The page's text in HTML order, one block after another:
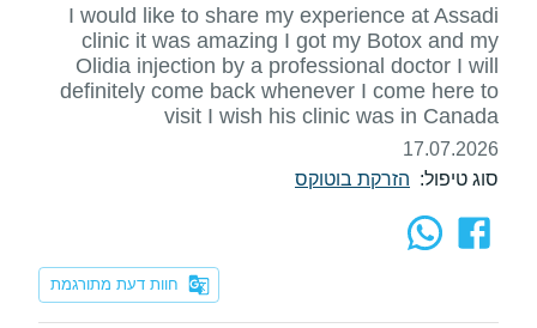
I would like to share my experience at Assadi
clinic it was amazing I got my Botox and my
Olidia injection by a professional doctor I will
definitely come back whenever I come here to
visit I wish his clinic was in Canada
17.07.2026
סוג טיפול: הזרקת בוטוקס
חוות דעת מתורגמת